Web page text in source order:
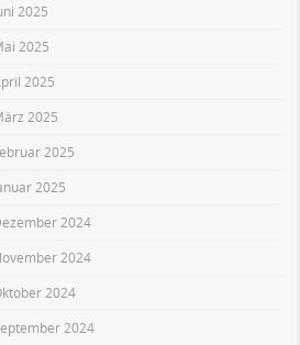
2025
2025
2025
2025
2025
2025
2024
2024
2024
2024